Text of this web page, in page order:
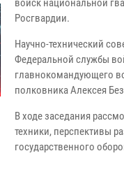
войск национальной
Росгвардии.
Научно-технический
Федеральной службы
главнокомандующего
полковника Алексея
В ходе заседания
техники, перспективы
государственного